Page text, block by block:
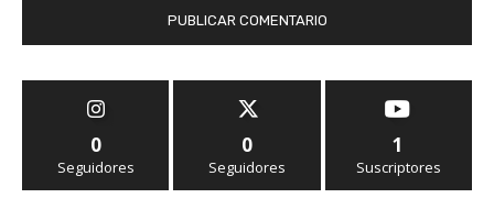
0
Seguidores
0
Seguidores
1
Suscriptores